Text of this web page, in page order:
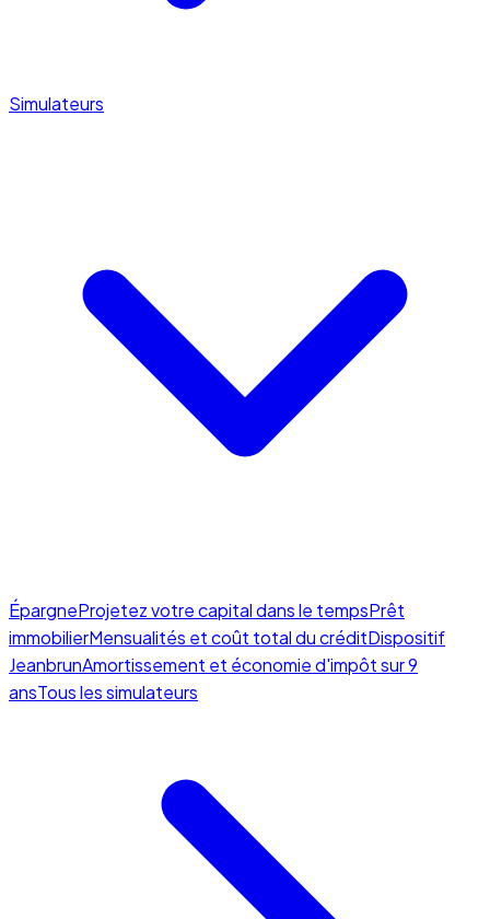
Simulateurs
ÉpargneProjetez votre capital dans le tempsPrêt
immobilierMensualités et coût total du créditDispositif
JeanbrunAmortissement et économie d'impôt sur 9
ansTous les simulateurs